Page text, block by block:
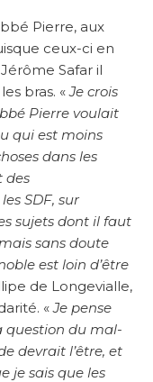
Pierre, aux
ceux-ci en
Safar il
bras. «Je crois
Pierre voulait
qui est moins
dans les
des
SDF, sur
sujets dont il faut
sans doute
est loin d’être
de Longevialle,
«Je pense
question du mal-
devrait l’être, et
je sais que les